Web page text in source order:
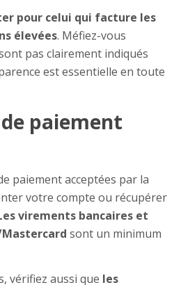
pour celui qui facture les
élevées. Méfiez-vous
pas clairement indiqués
est essentielle en toute
paiement
paiement acceptées par la
votre compte ou récupérer
virements bancaires et
sont un minimum
vérifiez aussi que les